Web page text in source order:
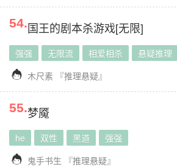
54.国王的剧本杀游戏[无限]
强强 无限流 相爱相杀 悬疑推理
 木尺素 『推理悬疑』
55.梦魇
he 双性 黑道 强强
 鬼手书生 『推理悬疑』